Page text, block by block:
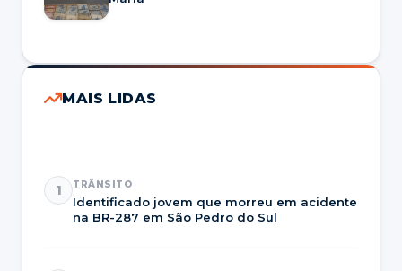
MAIS LIDAS
1 TRÂNSITO
Identificado jovem que morreu em acidente
na BR-287 em São Pedro do Sul